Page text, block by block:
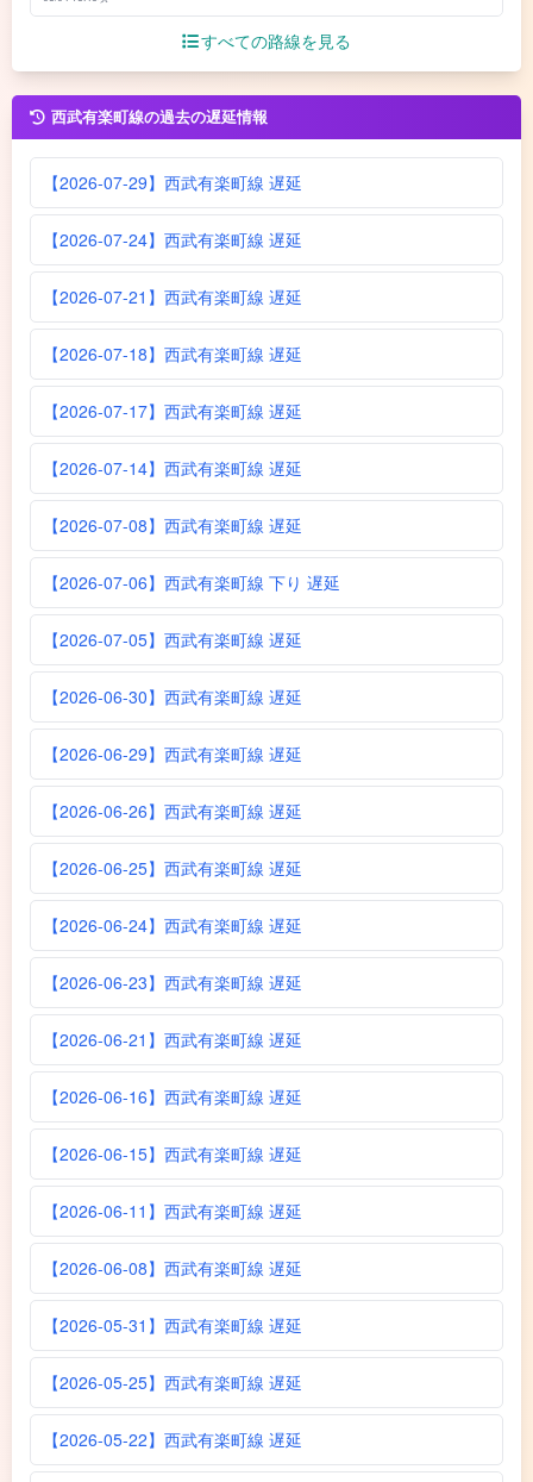
すべての路線を見る
西武有楽町線の過去の遅延情報
【2026-07-29】西武有楽町線 遅延
【2026-07-24】西武有楽町線 遅延
【2026-07-21】西武有楽町線 遅延
【2026-07-18】西武有楽町線 遅延
【2026-07-17】西武有楽町線 遅延
【2026-07-14】西武有楽町線 遅延
【2026-07-08】西武有楽町線 遅延
【2026-07-06】西武有楽町線 下り 遅延
【2026-07-05】西武有楽町線 遅延
【2026-06-30】西武有楽町線 遅延
【2026-06-29】西武有楽町線 遅延
【2026-06-26】西武有楽町線 遅延
【2026-06-25】西武有楽町線 遅延
【2026-06-24】西武有楽町線 遅延
【2026-06-23】西武有楽町線 遅延
【2026-06-21】西武有楽町線 遅延
【2026-06-16】西武有楽町線 遅延
【2026-06-15】西武有楽町線 遅延
【2026-06-11】西武有楽町線 遅延
【2026-06-08】西武有楽町線 遅延
【2026-05-31】西武有楽町線 遅延
【2026-05-25】西武有楽町線 遅延
【2026-05-22】西武有楽町線 遅延